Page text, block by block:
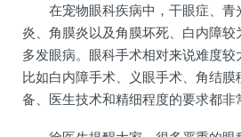
在宠物眼科疾病中，干眼症、
炎、角膜炎以及角膜坏死、白内障
多发眼病。眼科手术相对来说难度较
比如白内障手术、义眼手术、角结
备、医生技术和精细程度的要求都非